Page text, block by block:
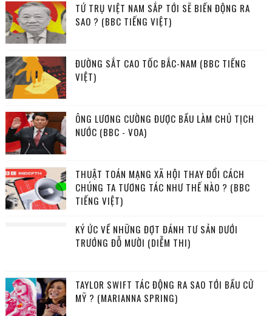
TỨ TRỤ VIỆT NAM SẮP TỚI SẼ BIẾN ĐỘNG RA
SAO ? (BBC TIẾNG VIỆT)
ĐƯỜNG SẮT CAO TỐC BẮC-NAM (BBC TIẾNG
VIỆT)
ÔNG LƯƠNG CƯỜNG ĐƯỢC BẦU LÀM CHỦ TỊCH
NƯỚC (BBC - VOA)
THUẬT TOÁN MẠNG XÃ HỘI THAY ĐỔI CÁCH
CHÚNG TA TƯƠNG TÁC NHƯ THẾ NÀO ? (BBC
TIẾNG VIỆT)
KÝ ỨC VỀ NHỮNG ĐỢT ĐÁNH TƯ SẢN DƯỚI
TRƯỚNG ĐỖ MƯỜI (DIỄM THI)
TAYLOR SWIFT TÁC ĐỘNG RA SAO TỚI BẦU CỬ
MỸ ? (MARIANNA SPRING)